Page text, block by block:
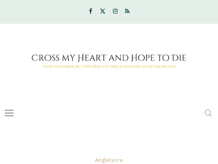
Angleterre